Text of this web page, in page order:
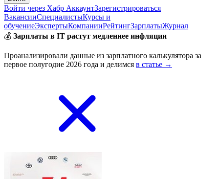
Войти через Хабр АккаунтЗарегистрироваться
ВакансииСпециалистыКурсы и
обучениеЭкспертыКомпанииРейтингЗарплатыЖурнал
💰 Зарплаты в IT растут медленнее инфляции
Проанализировали данные из зарплатного калькулятора за
первое полугодие 2026 года и делимся в статье →